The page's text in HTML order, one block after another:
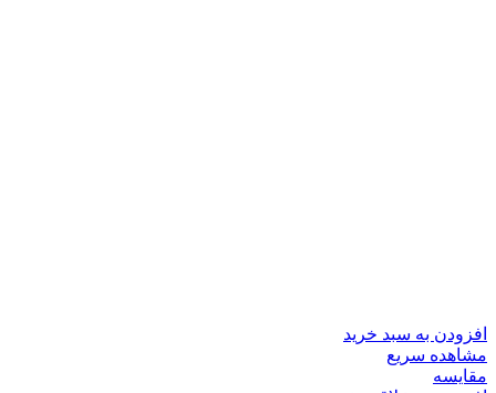
افزودن به سبد خرید
مشاهده سریع
مقایسه